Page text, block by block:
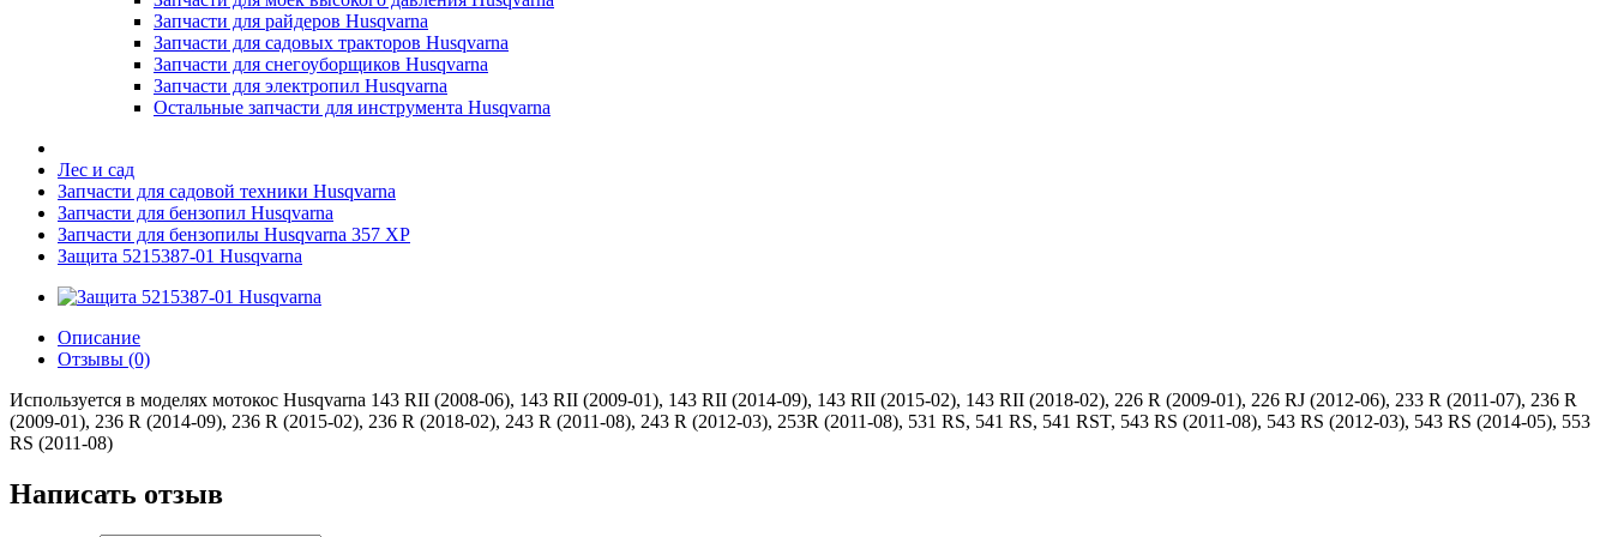
Запчасти для райдеров Husqvarna
Запчасти для садовых тракторов Husqvarna
Запчасти для снегоуборщиков Husqvarna
Запчасти для электропил Husqvarna
Остальные запчасти для инструмента Husqvarna
Лес и сад
Запчасти для садовой техники Husqvarna
Запчасти для бензопил Husqvarna
Запчасти для бензопилы Husqvarna 357 XP
Защита 5215387-01 Husqvarna
Описание
Отзывы (0)
Используется в моделях мотокос Husqvarna 143 RII (2008-06), 143 RII (2009-01), 143 RII (2014-09), 143 RII (2015-02), 143 RII (2018-02), 226 R (2009-01), 226 RJ (2012-06), 233 R (2011-07), 236 R
(2009-01), 236 R (2014-09), 236 R (2015-02), 236 R (2018-02), 243 R (2011-08), 243 R (2012-03), 253R (2011-08), 531 RS, 541 RS, 541 RST, 543 RS (2011-08), 543 RS (2012-03), 543 RS (2014-05), 553
RS (2011-08)
Написать отзыв